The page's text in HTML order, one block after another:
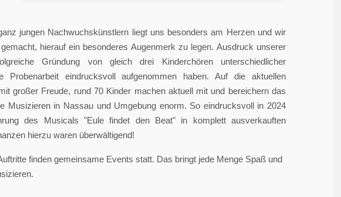
jungen Nachwuchskünstlern liegt uns besonders am Herzen und wir
hierauf ein besonderes Augenmerk zu legen. Ausdruck unserer
Gründung von gleich drei Kinderchören unterschiedlicher
Probenarbeit eindrucksvoll aufgenommen haben. Auf die aktuellen
großer Freude, rund 70 Kinder machen aktuell mit und bereichern das
Musizieren in Nassau und Umgebung enorm. So eindrucksvoll in 2024
des Musicals "Eule findet den Beat" in komplett ausverkauften
hierzu waren überwältigend!
finden gemeinsame Events statt. Das bringt jede Menge Spaß und